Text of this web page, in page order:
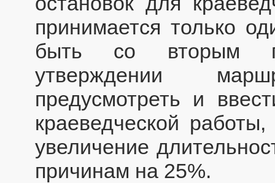
принимается только
быть со вторым
утверждении
предусмотреть и
краеведческой
увеличение
причинам на 25%.